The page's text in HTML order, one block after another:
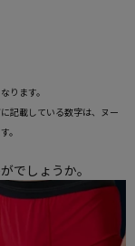
ります。
記載している数字は、ヌー
。
でしょうか。